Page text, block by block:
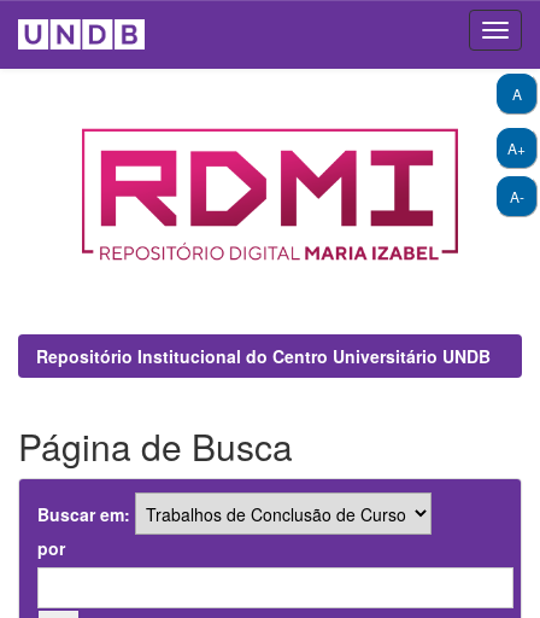
A+
A-
A
Repositório Institucional do Centro Universitário UNDB
Página de Busca
Buscar em:
por